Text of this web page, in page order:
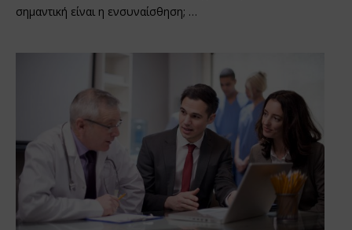
σημαντική είναι η ενσυναίσθηση; …